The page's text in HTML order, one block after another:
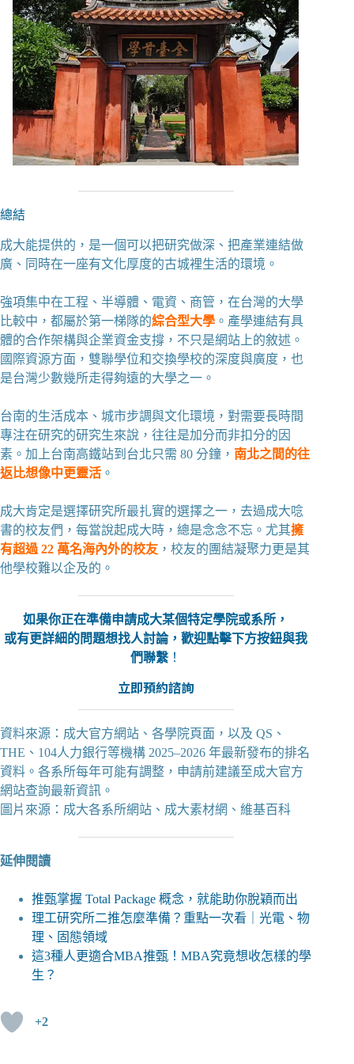
總結
成大能提供的，是一個可以把研究做深、把產業連結做
廣、同時在一座有文化厚度的古城裡生活的環境。
強項集中在工程、半導體、電資、商管，在台灣的大學
比較中，都屬於第一梯隊的綜合型大學 。產學連結有具
體的合作架構與企業資金支撐，不只是網站上的敘述。
國際資源方面，雙聯學位和交換學校的深度與廣度，也
是台灣少數幾所走得夠遠的大學之一。
台南的生活成本、城市步調與文化環境，對需要長時間
專注在研究的研究生來說，往往是加分而非扣分的因
素。加上台南高鐵站到台北只需 80 分鐘， 南北之間的往
返比想像中更靈活 。
成大肯定是選擇研究所最扎實的選擇之一，去過成大唸
書的校友們，每當說起成大時，總是念念不忘。尤其擁
有超過 22 萬名海內外的校友 ，校友的團結凝聚力更是其
他學校難以企及的。
如果你正在準備申請成大某個特定學院或系所，
或有更詳細的問題想找人討論，歡迎點擊下方按鈕與我
們聯繫 ！
立即預約諮詢
資料來源：成大官方網站、各學院頁面，以及 QS、
THE、104人力銀行等機構 2025–2026 年最新發布的排名
資料。各系所每年可能有調整，申請前建議至成大官方
網站查詢最新資訊。
圖片來源：成大各系所網站、成大素材網、維基百科
延伸閱讀
推甄掌握 Total Package 概念，就能助你脫穎而出
理工研究所二推怎麼準備？重點一次看｜光電、物
理、固態領域
這3種人更適合MBA推甄！MBA究竟想收怎樣的學
生？
+2